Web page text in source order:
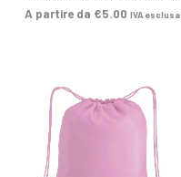
A partire da €5.00 IVA esclusa